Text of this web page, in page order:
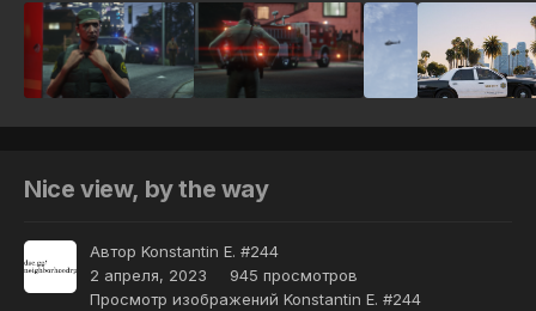
Nice view, by the way
Автор Konstantin E. #244
2 апреля, 2023
945 просмотров
Просмотр изображений Konstantin E. #244